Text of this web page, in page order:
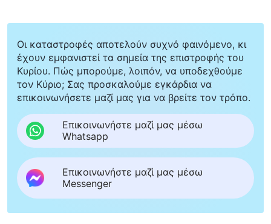
Οι καταστροφές αποτελούν συχνό φαινόμενο, κι
έχουν εμφανιστεί τα σημεία της επιστροφής του
Κυρίου. Πώς μπορούμε, λοιπόν, να υποδεχθούμε
τον Κύριο; Σας προσκαλούμε εγκάρδια να
επικοινωνήσετε μαζί μας για να βρείτε τον τρόπο.
Επικοινωνήστε μαζί μας μέσω
Whatsapp
Επικοινωνήστε μαζί μας μέσω
Messenger